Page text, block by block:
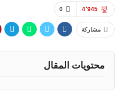
0 4٬945
مشاركة
محتويات المقال